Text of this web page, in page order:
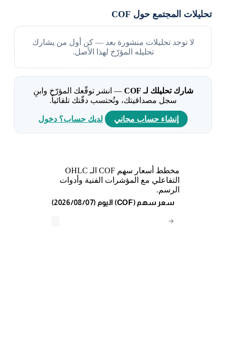
تحليلات المجتمع حول COF
لا توجد تحليلات منشورة بعد — كن أول من يشارك
تحليله المؤرّخ لهذا الأصل.
شارك تحليلك لـ COF
— انشر توقّعك المؤرّخ وابنِ
سجل مصداقيتك، وتُحتسب دقّتك تلقائياً.
إنشاء حساب مجاني لديك حساب؟ دخول
مخطط أسعار سهم COF الـ OHLC
التفاعلي مع المؤشرات الفنية وأدوات
الرسم.
→
(2026/08/07) اليوم (COF) سعر سهم